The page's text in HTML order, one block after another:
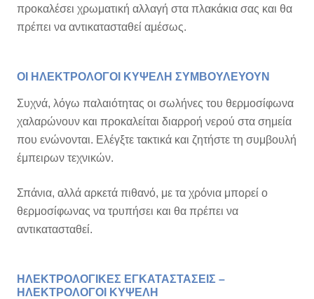
προκαλέσει χρωματική αλλαγή στα πλακάκια σας και θα
πρέπει να αντικατασταθεί αμέσως.
ΟΙ ΗΛΕΚΤΡΟΛΟΓΟΙ ΚΥΨΕΛΗ ΣΥΜΒΟΥΛΕΥΟΥΝ
Συχνά, λόγω παλαιότητας οι σωλήνες του θερμοσίφωνα
χαλαρώνουν και προκαλείται διαρροή νερού στα σημεία
που ενώνονται. Ελέγξτε τακτικά και ζητήστε τη συμβουλή
έμπειρων τεχνικών.
Σπάνια, αλλά αρκετά πιθανό, με τα χρόνια μπορεί ο
θερμοσίφωνας να τρυπήσει και θα πρέπει να
αντικατασταθεί.
ΗΛΕΚΤΡΟΛΟΓΙΚΕΣ ΕΓΚΑΤΑΣΤΑΣΕΙΣ –
ΗΛΕΚΤΡΟΛΟΓΟΙ ΚΥΨΕΛΗ